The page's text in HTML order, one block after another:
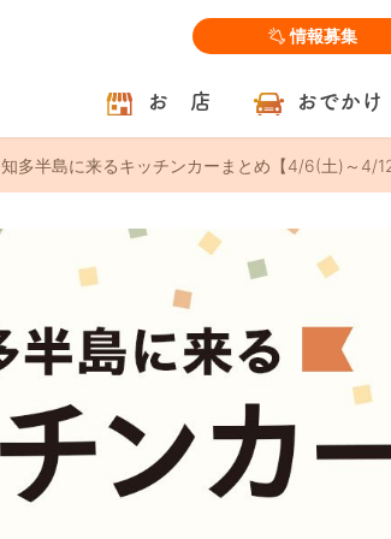
情報募集
お 店 おでかけ
知多半島に来るキッチンカーまとめ【4/6(土)～4/